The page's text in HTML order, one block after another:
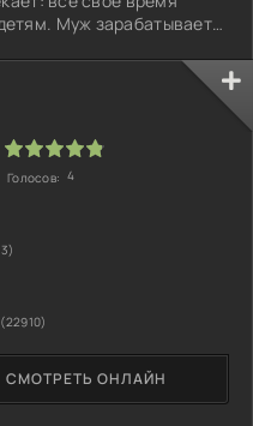
Муж зарабатывает
Резкий поворот
внезапно обращают
судьба стать
иным измерением. Анна,
этим с
СМОТРЕТЬ ОНЛАЙН
Голосов: 4
(22910)